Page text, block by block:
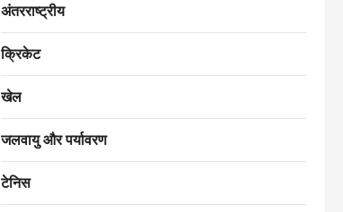
अंतरराष्ट्रीय
क्रिकेट
खेल
जलवायु और पर्यावरण
टेनिस